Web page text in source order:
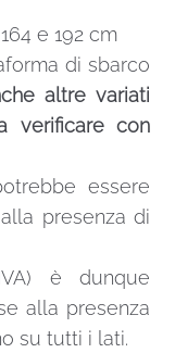
e 192 cm
di sbarco
altre variati
verificare con
essere
presenza di
è dunque
alla presenza
su tutti i lati.